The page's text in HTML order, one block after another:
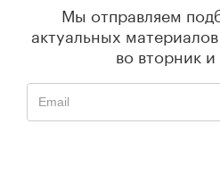
Мы отправляем
актуальных материалов
во вторник